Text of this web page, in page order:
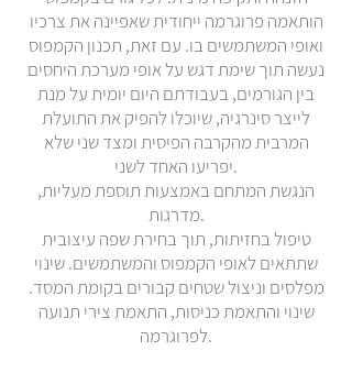
הותאמה פרוגרמה ייחודית שאפיינה את צרכיו
ואופי המשתמשים בו. עם זאת, תכנון הקמפוס
נעשה תוך שימת דגש על אופי מערכת היחסים
בין הגורמים, בעבודתם היום יומית על מנת
לייצר סינרגיה, שיוכלו להפיק את התועלת
המרבית מהקרבה הפיסית ומצד שני שלא
יפריעו האחד לשני.
הנגשת המתחם באמצעות תוספת מעליות,
מדרגות.
טיפול בחזיתות, תוך בחירת שפה עיצובית
שתתאים לאופי הקמפוס והמשתמשים. שינוי
מפלסים וניצול שטחים קבורים בקומת המסד.
שינוי והתאמת כניסות, התאמת צירי תנועה
לפרוגרמה.